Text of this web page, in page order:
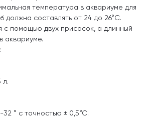
температура в аквариуме для
должна составлять от 24 до 26°C.
помощью двух присосок, а длинный
аквариуме.
л.
° с точностью ± 0,5°С.